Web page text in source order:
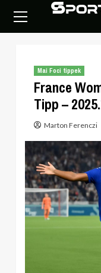
content
Menu
Mai Foci tippek
France
Tipp –
Marton Ferenczi